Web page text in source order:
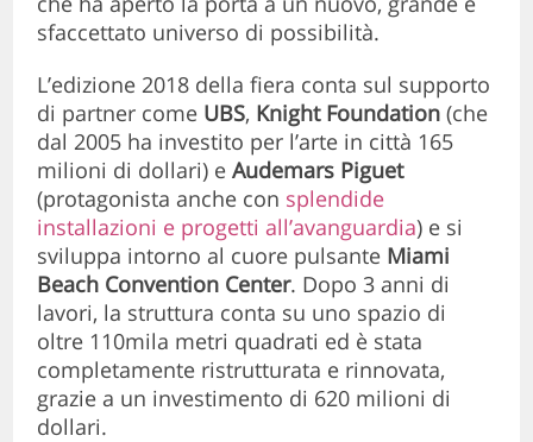
sfaccettato universo di possibilità.
L’edizione 2018 della fiera conta sul supporto
di partner come UBS, Knight Foundation (che
dal 2005 ha investito per l’arte in città 165
milioni di dollari) eAudemars Piguet
(protagonista anche con splendide
installazioni e progetti all’avanguardia) e si
sviluppa intorno al cuore pulsante Miami
Beach Convention Center. Dopo 3 anni di
lavori, la struttura conta su uno spazio di
oltre 110mila metri quadrati ed è stata
completamente ristrutturata e rinnovata,
grazie a un investimento di 620 milioni di
dollari.